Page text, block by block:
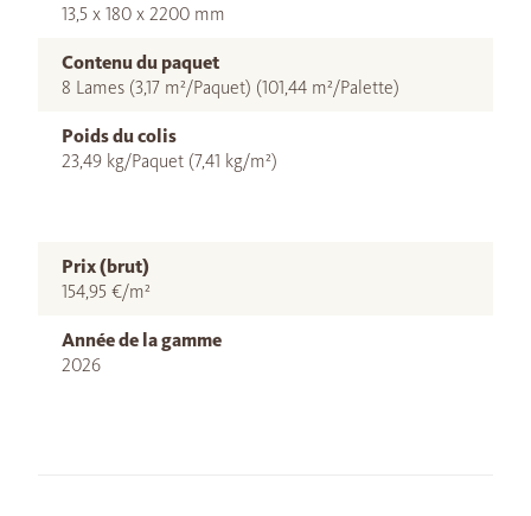
13,5 x 180 x 2200 mm
Contenu du paquet
8 Lames (3,17 m²/Paquet) (101,44 m²/Palette)
Poids du colis
23,49 kg/Paquet (7,41 kg/m²)
Prix (brut)
154,95 €/m²
Année de la gamme
2026